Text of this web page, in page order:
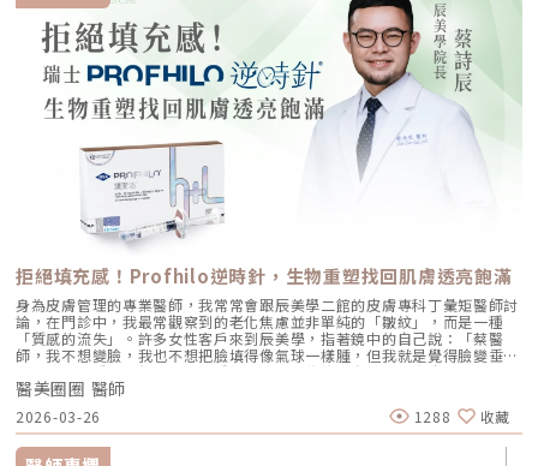
https://follow-heart.com/line臉書粉專｜https://follow-
heart.com/case_fbIG追起來｜https://follow-
heart.com/case_igWeChat ID｜Dr_followheart
拒絕填充感！Profhilo逆時針，生物重塑找回肌膚透亮飽滿
身為皮膚管理的專業醫師，我常常會跟辰美學二館的皮膚專科丁彙矩醫師討
論，在門診中，我最常觀察到的老化焦慮並非單純的「皺紋」，而是一種
「質感的流失」。許多女性客戶來到辰美學，指著鏡中的自己說：「蔡醫
師，我不想變臉，我也不想把臉填得像氣球一樣腫，但我就是覺得臉變垂
了、乾了，看起來很累。」這種「累感」，往往來自於肌膚真皮層結構的崩
解。過去我們習慣用玻尿酸去「填補」凹陷，或是用電音波去「緊緻」皮
表，但在這兩者之間，其實存在著一個關鍵的空白區：生物重塑（Bio-
Remodeling）。這就是為什麼我對 Profhilo 逆時針（俗稱：璞菲洛）情
有獨鍾的原因。一、 重新定義抗老：為什麼妳需要的是「重塑」而非「填
充」？在深入了解 Profhilo逆時針 之前，我們必須先釐清肌膚老化的本
醫美圈圈 醫師
2026-03-26 1288 收藏